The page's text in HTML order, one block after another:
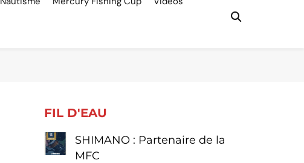
FIL D'EAU
SHIMANO : Partenaire de la
MFC